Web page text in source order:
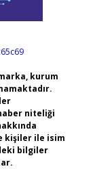
kurum
niteliği
kişiler ile isim
bilgiler